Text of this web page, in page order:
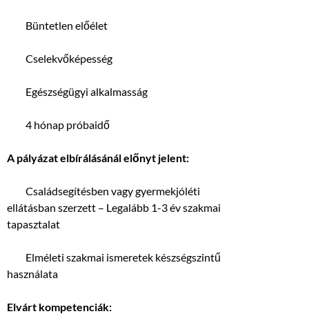
 Büntetlen előélet
 Cselekvőképesség
 Egészségügyi alkalmasság
 4 hónap próbaidő
A pályázat elbírálásánál előnyt jelent:
 Családsegítésben vagy gyermekjóléti
ellátásban szerzett – Legalább 1-3 év szakmai
tapasztalat
 Elméleti szakmai ismeretek készségszintű
használata
Elvárt kompetenciák: